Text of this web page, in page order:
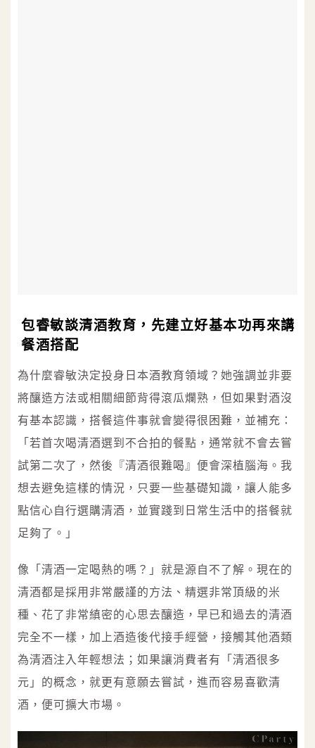
包睿敏談清酒教育，先建立好基本功再來講
餐酒搭配
為什麼睿敏決定投身日本酒教育領域？她強調並非要
將釀造方法或相關細節背得滾瓜爛熟，但如果對酒沒
有基本認識，搭餐這件事就會變得很困難，並補充：
「若首次喝清酒選到不合拍的餐點，通常就不會去嘗
試第二次了，然後『清酒很難喝』便會深植腦海。我
想去避免這樣的情況，只要一些基礎知識，讓人能多
點信心自行選購清酒，並實踐到日常生活中的搭餐就
足夠了。」
像「清酒一定喝熱的嗎？」就是源自不了解。現在的
清酒都是採用非常嚴謹的方法、精選非常頂級的米
種、花了非常縝密的心思去釀造，早已和過去的清酒
完全不一樣，加上酒造後代接手經營，接觸其他酒類
為清酒注入年輕想法；如果讓消費者有「清酒很多
元」的概念，就更有意願去嘗試，進而容易喜歡清
酒，便可擴大市場。